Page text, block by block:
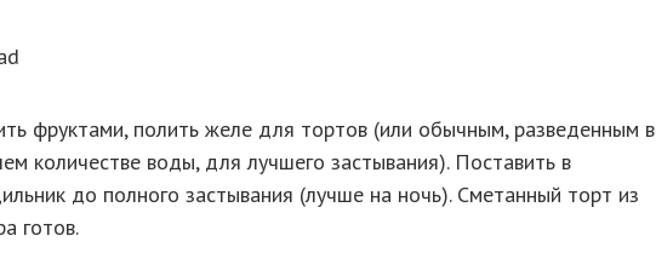
фруктами, полить желе для тортов (или обычным, разведенным в
количестве воды, для лучшего застывания). Поставить в
до полного застывания (лучше на ночь). Сметанный торт из
готов.